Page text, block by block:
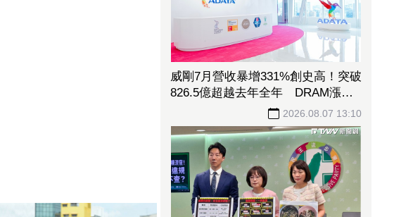
威剛7月營收暴增331%創史高！突破
826.5億超越去年全年 DRAM漲價
2026.08.07 13:10